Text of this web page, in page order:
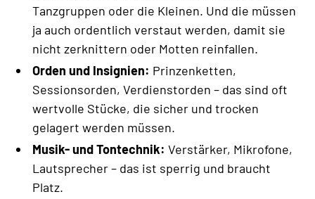
Tanzgruppen oder die Kleinen. Und die müssen
ja auch ordentlich verstaut werden, damit sie
nicht zerknittern oder Motten reinfallen.
Orden und Insignien: Prinzenketten,
Sessionsorden, Verdienstorden – das sind oft
wertvolle Stücke, die sicher und trocken
gelagert werden müssen.
Musik- und Tontechnik: Verstärker, Mikrofone,
Lautsprecher – das ist sperrig und braucht
Platz.